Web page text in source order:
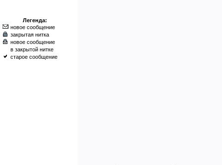
Легенда:
новое сообщение
закрытая нитка
новое сообщение
в закрытой нитке
старое сообщение